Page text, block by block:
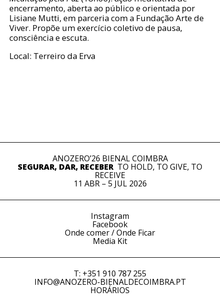
encerramento, aberta ao público e orientada por
Lisiane Mutti, em parceria com a Fundação Arte de
Viver. Propõe um exercício coletivo de pausa,
consciência e escuta.
Local: Terreiro da Erva
ANOZERO’26 BIENAL COIMBRA
SEGURAR, DAR, RECEBERTO HOLD, TO GIVE, TO
RECEIVE
11 ABR – 5 JUL 2026
Instagram
Facebook
Onde comer / Onde Ficar
Media Kit
T: +351 910 787 255
INFO@ANOZERO-BIENALDECOIMBRA.PT
HORÁRIOS